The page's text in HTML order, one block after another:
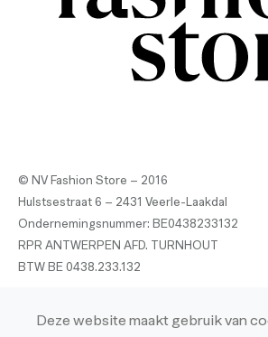
© NV Fashion Store – 2016
Hulstsestraat 6 – 2431 Veerle-Laakdal
Ondernemingsnummer: BE0438233132
RPR ANTWERPEN AFD. TURNHOUT
BTW BE 0438.233.132
Privacyverklaring
Deze website maakt gebruik van